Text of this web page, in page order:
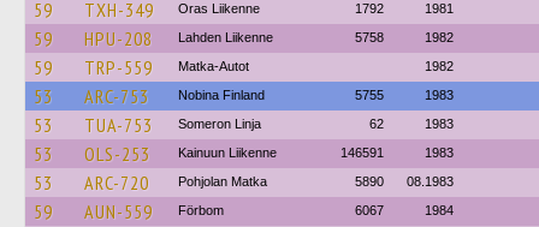
59 TXH-349 Oras Liikenne 1792 1981
59 HPU-208 Lahden Liikenne 5758 1982
59 TRP-559 Matka-Autot 1982
53 ARC-753 Nobina Finland 5755 1983
53 TUA-753 Someron Linja 62 1983
53 OLS-253 Kainuun Liikenne 146591 1983
53 ARC-720 Pohjolan Matka 5890 08.1983
59 AUN-559 Förbom 6067 1984